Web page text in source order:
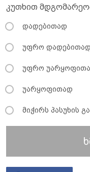
კუთხით
დადებითად
უფრო
უფრო
უარყოფითად
მიჭირს პასუხის